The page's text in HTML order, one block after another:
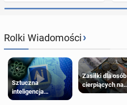
Rolki Wiadomości›
Sztuczna
inteligencja
próbowała oszukać
Zasiłki dla osób
cierpiących na
schorzenia